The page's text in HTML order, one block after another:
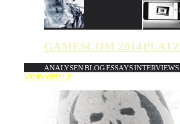
GAMESCOM 2014
ANALYSENBLOGESSAYSINTERVIEWS
VIDEOSPIELE